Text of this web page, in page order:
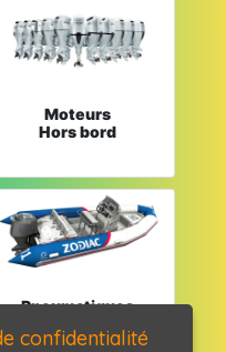
Moteurs
Hors bord
Pneumatiques
confidentialité